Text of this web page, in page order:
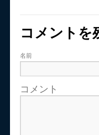
コメントを
名前
コメント